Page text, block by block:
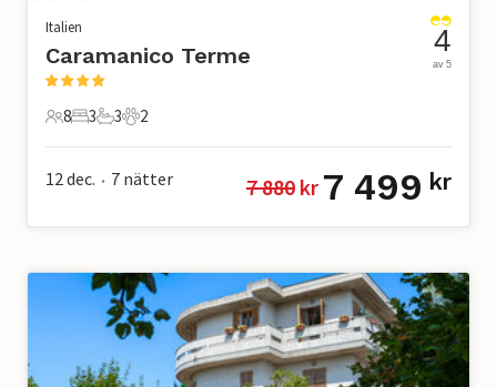
Italien
Caramanico Terme
8 Gäster
8
3 Sovrum
3
3 Badrum
3
2 Husdjur
2
4
av 5
12 dec. • 7 nätter 7 880 kr 7 499 kr